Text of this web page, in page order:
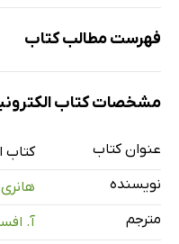
فهرست مطالب کتاب
6: بیمارى و پیامدهاى آن
مشخصات کتاب
عنوان کتاب
کتاب
نویسنده
هانری
مترجم
آ.